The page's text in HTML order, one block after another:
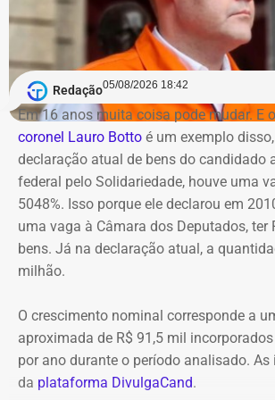
produzidas apresentações gráficas,
campo teria vistoriado apenas 0,5% dos
previstos, sob a justificativa de falta de
acesso.
Na avaliação dos auditores, o conjunto
aponta indícios relevantes de
e fiscalização contratual, além de
confiabilidade das informações
foi encaminhado ao Ministério Público,
Contas e ao Conselho Administrativo de
Econômica (Cade).
Nova gestão amplia pente-
instituto
As novas suspeitas surgem menos de
tornaram em um só.
Apesar da interdição de um trecho da
acordo com o Centro de Operações, não
na circulação de ônibus pela região.
COR, uma faixa de rolamento da pista
que os bombeiros possam atuar no
Equipes do quartel do Grajaú do Corpo
seguem no local trabalhando para
Até o momento, não há informação
Também não se sabe o que causou o
Redação05/08/2026 18:42
Em 16 anos muita coisa pode mudar. E
coronel Lauro Botto é um exemplo
declaração atual de bens do candidado
federal pelo Solidariedade, houve uma
5048%. Isso porque ele declarou em
uma vaga à Câmara dos Deputados, ter
bens. Já na declaração atual, a
milhão.
O crescimento nominal corresponde a
aproximada de R$ 91,5 mil
por ano durante o período analisado.
da plataforma DivulgaCand.